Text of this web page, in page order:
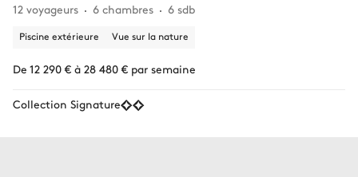
12 voyageurs
6 chambres 6 sdb
Piscine extérieure Vue sur la nature
De 12 290 € à 28 480 € par semaine
Collection Signature